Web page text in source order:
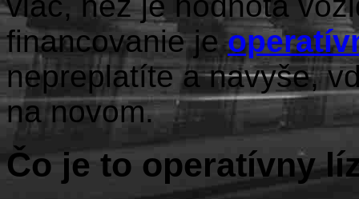
financovanie je
nepreplatíte a navyše,
na novom.
Čo je to operatívny